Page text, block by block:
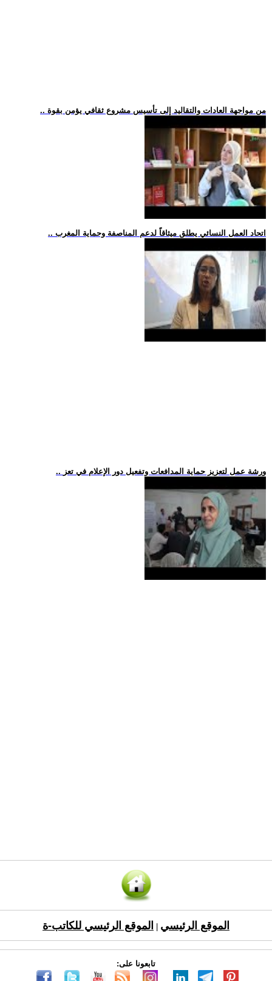
.. من مواجهة العادات والتقاليد إلى تأسيس مشروع ثقافي يؤمن بقوة
.. اتحاد العمل النسائي يطلق ميثاقاً لدعم المناصفة وحماية المغرب
.. ورشة عمل لتعزيز حماية المدافعات وتفعيل دور الإعلام في تعز
الموقع الرئيسي الموقع الرئيسي للكاتب-ة
تابعونا على: